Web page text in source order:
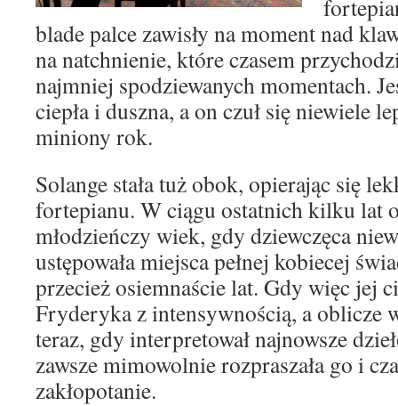
blade palce zawisły na moment nad
na natchnienie, które czasem
najmniej spodziewanych momentach.
ciepła i duszna, a on czuł się niewiele
miniony rok.
Solange stała tuż obok, opierając się
fortepianu. W ciągu ostatnich kilku lat
młodzieńczy wiek, gdy dziewczęca
ustępowała miejsca pełnej kobiecej
przecież osiemnaście lat. Gdy więc jej
Fryderyka z intensywnością, a oblicze
teraz, gdy interpretował najnowsze
zawsze mimowolnie rozpraszała go i
zakłopotanie.